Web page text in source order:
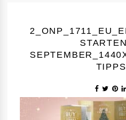
TIPPS